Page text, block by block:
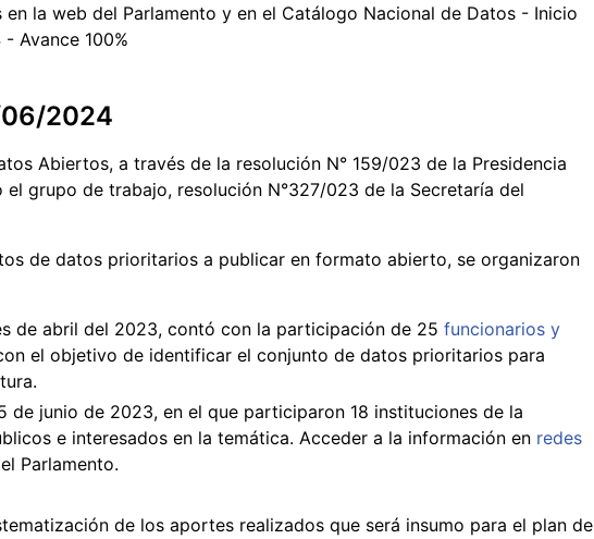
la web del Parlamento y en el Catálogo Nacional de Datos - Inicio
Avance 100%
2024
Abiertos, a través de la resolución N° 159/023 de la Presidencia
el grupo de trabajo, resolución N°327/023 de la Secretaría del
de datos prioritarios a publicar en formato abierto, se organizaron
de abril del 2023, contó con la participación de 25 funcionarios y
el objetivo de identificar el conjunto de datos prioritarios para
de junio de 2023, en el que participaron 18 instituciones de la
e interesados en la temática. Acceder a la información en redes
Parlamento.
de los aportes realizados que será insumo para el plan de